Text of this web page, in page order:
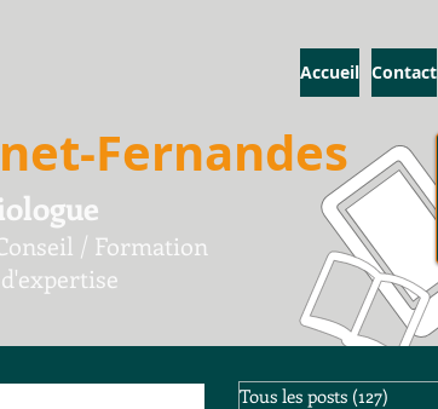
Accueil Contact
Fernandes
/ Formation
Tous les posts (127)